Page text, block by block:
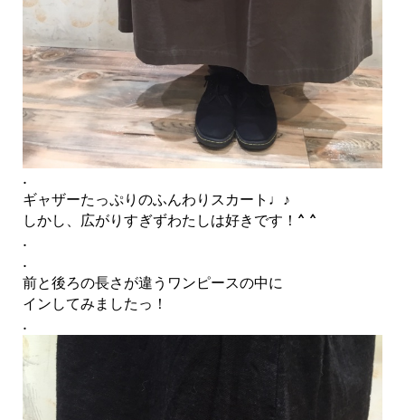
.
ギャザーたっぷりのふんわりスカート♩♪
しかし、広がりすぎずわたしは好きです！^ ^
.
.
前と後ろの長さが違うワンピースの中に
インしてみましたっ！
.